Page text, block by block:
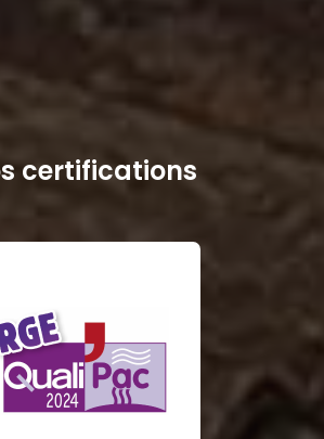
certifications